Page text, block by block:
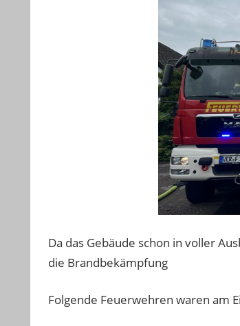
Da das Gebäude schon in voller
die Brandbekämpfung
Folgende Feuerwehren waren am